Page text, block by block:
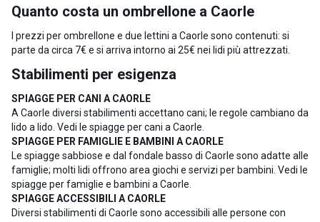
Quanto costa un ombrellone a Caorle
I prezzi per ombrellone e due lettini a Caorle sono contenuti: si
parte da circa 7€ e si arriva intorno ai 25€ nei lidi più attrezzati.
Stabilimenti per esigenza
SPIAGGE PER CANI A CAORLE
A Caorle diversi stabilimenti accettano cani; le regole cambiano da
lido a lido. Vedi le spiagge per cani a Caorle
SPIAGGE PER FAMIGLIE E BAMBINI A CAORLE
Le spiagge sabbiose e dal fondale basso di Caorle sono adatte alle
famiglie; molti lidi offrono area giochi e servizi per bambini. Vedi le
spiagge per famiglie e bambini a Caorle
SPIAGGE ACCESSIBILI A CAORLE
Diversi stabilimenti di Caorle sono accessibili alle persone con